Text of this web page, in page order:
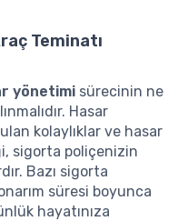
Teminatı
yönetimi sürecinin ne
Hasar
kolaylıklar ve hasar
sigorta poliçenizin
Bazı sigorta
süresi boyunca
hayatınıza